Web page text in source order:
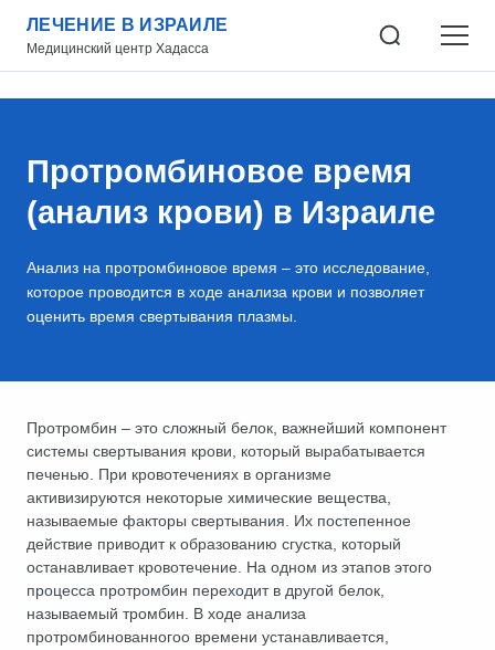
ЛЕЧЕНИЕ В ИЗРАИЛЕ
Медицинский центр Хадасса
Протромбиновое время
(анализ крови) в Израиле
Анализ на протромбиновое время – это исследование,
которое проводится в ходе анализа крови и позволяет
оценить время свертывания плазмы.
Протромбин – это сложный белок, важнейший компонент
системы свертывания крови, который вырабатывается
печенью. При кровотечениях в организме
активизируются некоторые химические вещества,
называемые факторы свертывания. Их постепенное
действие приводит к образованию сгустка, который
останавливает кровотечение. На одном из этапов этого
процесса протромбин переходит в другой белок,
называемый тромбин. В ходе анализа
протромбинованногоо времени устанавливается,